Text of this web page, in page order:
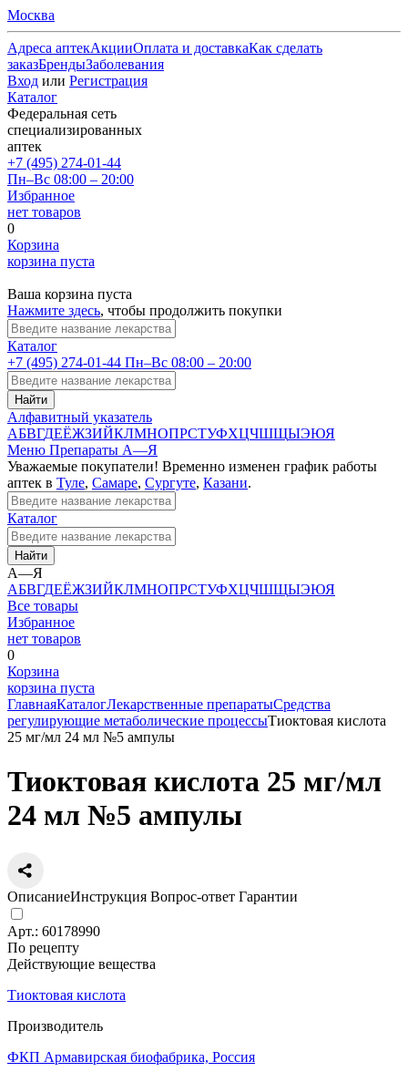
Москва
Адреса аптекАкцииОплата и доставкаКак сделать
заказБрендыЗаболевания
Вход или Регистрация
Каталог
Федеральная сеть
специализированных
аптек
+7 (495) 274-01-44
Пн–Вс 08:00 – 20:00
Избранное
нет товаров
0
Корзина
корзина пуста
Ваша корзина пуста
Нажмите здесь, чтобы продолжить покупки
Каталог
+7 (495) 274-01-44 Пн–Вс 08:00 – 20:00
Найти
Алфавитный указатель
АБВГДЕЁЖЗИЙКЛМНОПРСТУФХЦЧШЩЫЭЮЯ
Меню Препараты А—Я
Уважаемые покупатели! Временно изменен график работы
аптек в Туле, Самаре, Сургуте, Казани.
Каталог
Найти
А—Я
АБВГДЕЁЖЗИЙКЛМНОПРСТУФХЦЧШЩЫЭЮЯ
Все товары
Избранное
нет товаров
0
Корзина
корзина пуста
ГлавнаяКаталогЛекарственные препаратыСредства
регулирующие метаболические процессыТиоктовая кислота
25 мг/мл 24 мл №5 ампулы
Тиоктовая кислота 25 мг/мл
24 мл №5 ампулы
ОписаниеИнструкция Вопрос-ответ Гарантии
Арт.: 60178990
По рецепту
Действующие вещества
Тиоктовая кислота
Производитель
ФКП Армавирская биофабрика, Россия